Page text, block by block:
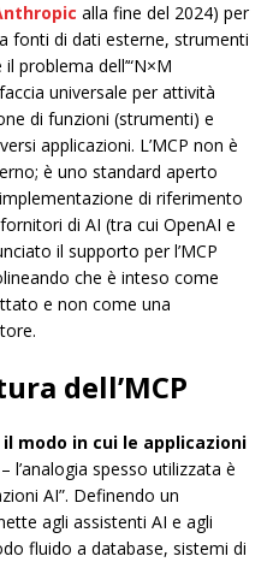
alla fine del 2024) per
fonti di dati esterne, strumenti
problema dell’“N×M
universale per attività
di funzioni (strumenti) e
applicazioni. L’MCP non è
è uno standard aperto
di riferimento
di AI (tra cui OpenAI e
il supporto per l’MCP
che è inteso come
e non come una
dell’MCP
modo in cui le applicazioni
– l’analogia spesso utilizzata è
AI”. Definendo un
agli assistenti AI e agli
fluido a database, sistemi di